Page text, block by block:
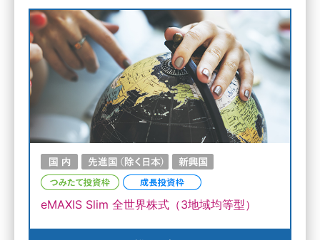
eMAXIS Slim 全世界株式（3地域均等型）